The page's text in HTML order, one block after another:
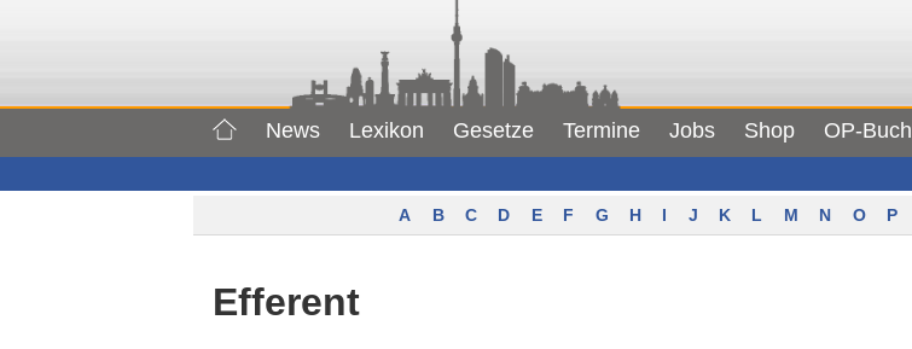
News Lexikon Gesetze Termine Jobs Shop OP-Buch
A B C D E F G H I J K L M N O P
Efferent